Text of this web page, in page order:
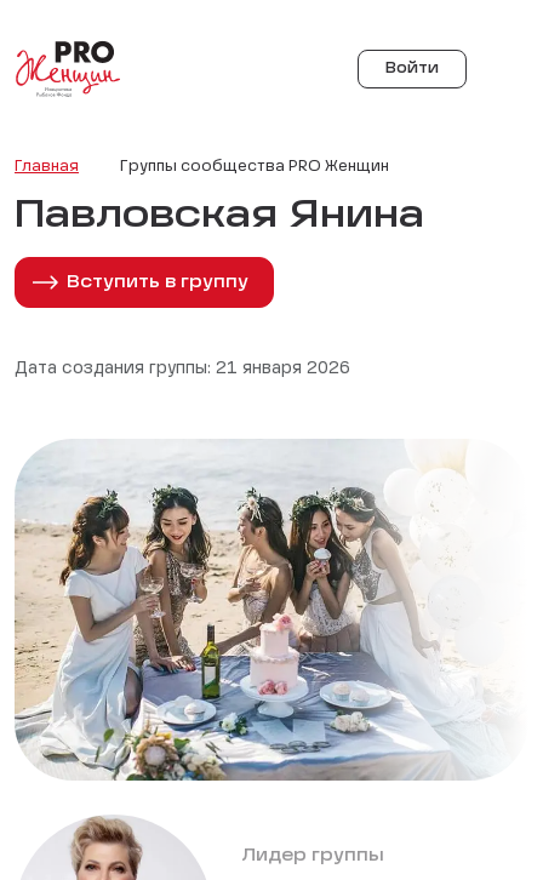
Войти
Главная Группы сообщества PRO Женщин
Павловская Янина
Вступить в группу
Дата создания группы: 21 января 2026
Лидер группы